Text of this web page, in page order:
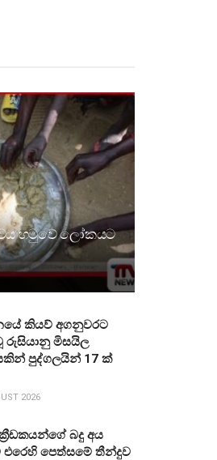
හමුවේ ලෝකයට
කියව් අගනුවරට
රුසියානු මිසයිල
පුද්ගලයින් 17 ක්
2026
බදු අය
එරෙහි පෙත්සමේ තීන්දුව